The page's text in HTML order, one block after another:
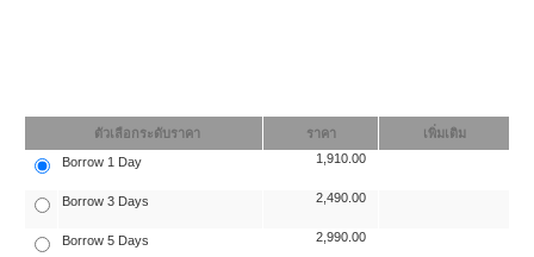
ตัวเลือกระดับราคา ราคา
เพิ่มเติม
Borrow 1 Day
1,910.00
Borrow 3 Days 2,490.00
Borrow 5 Days 2,990.00